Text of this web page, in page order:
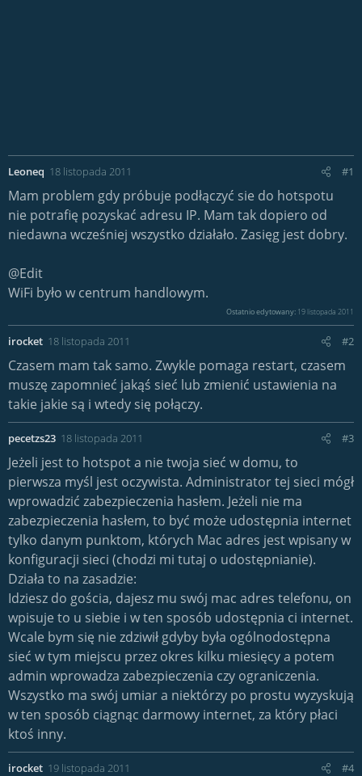
Leoneq 18 listopada 2011 #1
Mam problem gdy próbuje podłączyć sie do hotspotu
nie potrafię pozyskać adresu IP. Mam tak dopiero od
niedawna wcześniej wszystko działało. Zasięg jest dobry.
@Edit
WiFi było w centrum handlowym.
Ostatnio edytowany: 19 listopada 2011
irocket 18 listopada 2011 #2
Czasem mam tak samo. Zwykle pomaga restart, czasem
muszę zapomnieć jakąś sieć lub zmienić ustawienia na
takie jakie są i wtedy się połączy.
pecetzs23 18 listopada 2011 #3
Jeżeli jest to hotspot a nie twoja sieć w domu, to
pierwsza myśl jest oczywista. Administrator tej sieci mógł
wprowadzić zabezpieczenia hasłem. Jeżeli nie ma
zabezpieczenia hasłem, to być może udostępnia internet
tylko danym punktom, których Mac adres jest wpisany w
konfiguracji sieci (chodzi mi tutaj o udostępnianie).
Działa to na zasadzie:
Idziesz do gościa, dajesz mu swój mac adres telefonu, on
wpisuje to u siebie i w ten sposób udostępnia ci internet.
Wcale bym się nie zdziwił gdyby była ogólnodostępna
sieć w tym miejscu przez okres kilku miesięcy a potem
admin wprowadza zabezpieczenia czy ograniczenia.
Wszystko ma swój umiar a niektórzy po prostu wyzyskują
w ten sposób ciągnąc darmowy internet, za który płaci
ktoś inny.
irocket 19 listopada 2011 #4